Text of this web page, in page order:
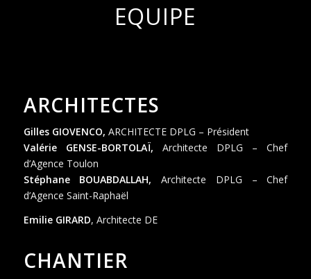
EQUIPE
ARCHITECTES
Gilles GIOVENCO, ARCHITECTE DPLG – Président
Valérie GENSE-BORTOLAÏ, Architecte DPLG – Chef
d’Agence Toulon
Stéphane BOUABDALLAH, Architecte DPLG – Chef
d’Agence Saint-Raphaël
Emilie GIRARD, Architecte DE
CHANTIER